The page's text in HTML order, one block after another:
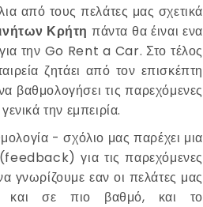
από τους πελάτες μας σχετικά
Κρήτη πάντα θα έιναι ενα
την Go Rent a Car. Στο τέλος
ζητάει από τον επισκέπτη
βαθμολογήσει τις παρεχόμενες
την εμπειρία.
- σχόλιο μας παρέχει μια
για τις παρεχόμενες
γνωρίζουμε εαν οι πελάτες μας
και σε πιο βαθμό, και το